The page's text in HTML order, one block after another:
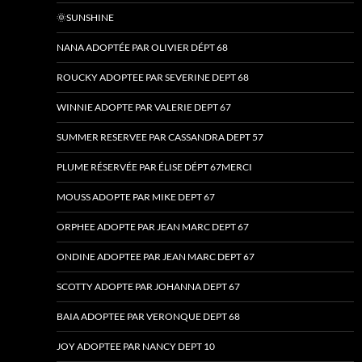
🌞SUNSHINE
NANA ADOPTÉE PAR OLIVIER DÉPT 68
ROUCKY ADOPTEE PAR SEVERINE DEPT 68
WINNIE ADOPTE PAR VALERIE DEPT 67
SUMMER RESERVEE PAR CASSANDRA DEPT 57
PLUME RÉSERVÉE PAR ÉLISE DÉPT 67MERCI
MOUSS ADOPTE PAR MIKE DEPT 67
ORPHEE ADOPTE PAR JEAN MARC DEPT 67
ONDINE ADOPTEE PAR JEAN MARC DEPT 67
SCOTTY ADOPTE PAR JOHANNA DEPT 67
BAIA ADOPTEE PAR VERONQUE DEPT 68
JOY ADOPTEE PAR NANCY DEPT 10